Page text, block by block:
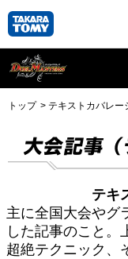
トップ テキストカバレー
大会記事（
テキ
主に全国大会やグ
した記事のこと。
超絶テクニック、